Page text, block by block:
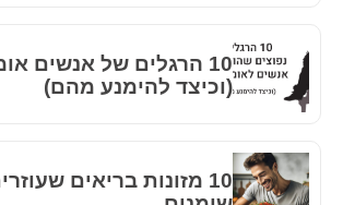
10 הרגלים של אנשים
(וכיצד להימנע מהם)
10 מזונות בריאים